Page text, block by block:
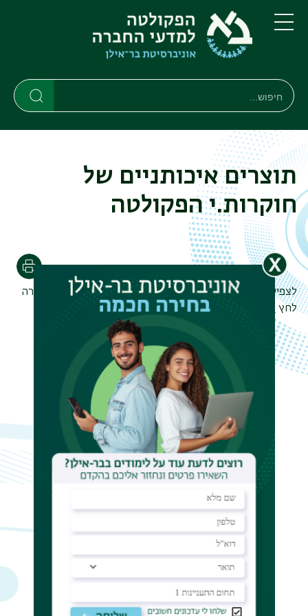
דילוג
לתוכן
העיקרי
דילוג
לתפריט
ניווט
ראשי
תפריט
חיפוש
חיפוש
תוצרים איכותניים של
חוקרות.י הפקולטה
לצפייה בתוצרים איכותניים של חוקרות.י הפקולטה למדעי החברה
לחץ